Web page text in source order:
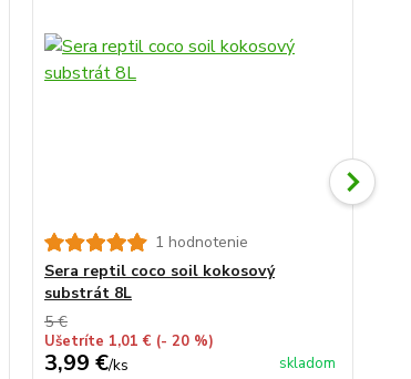
1 hodnotenie
Sera reptil coco soil kokosový
substrát 8L
5 €
Ušetríte 1,01 € (- 20 %)
3,99 €/ks skladom